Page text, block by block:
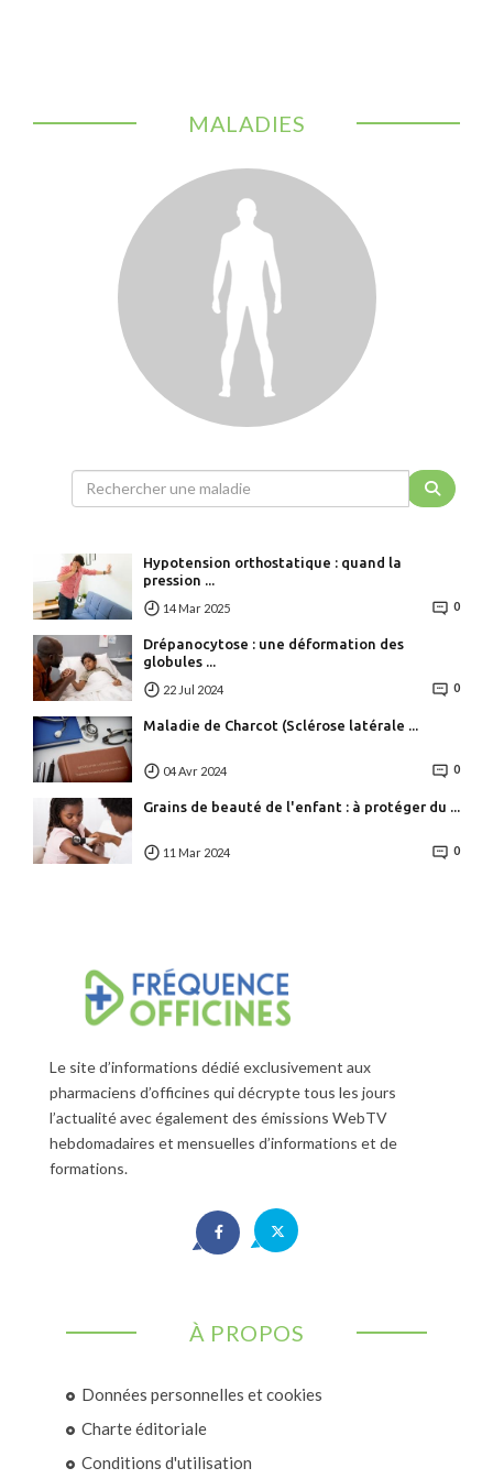
MALADIES
Hypotension orthostatique : quand la
pression ...
14 Mar 2025 0
Drépanocytose : une déformation des
globules ...
22 Jul 2024 0
Maladie de Charcot (Sclérose latérale ...
04 Avr 2024 0
Grains de beauté de l'enfant : à protéger du ...
11 Mar 2024 0
Le site d’informations dédié exclusivement aux
pharmaciens d’officines qui décrypte tous les jours
l’actualité avec également des émissions WebTV
hebdomadaires et mensuelles d’informations et de
formations.
À PROPOS
Données personnelles et cookies
Charte éditoriale
Conditions d'utilisation